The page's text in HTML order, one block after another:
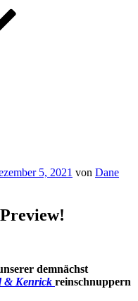
5, 2021 von Dane
demnächst
& Kenrick reinschnuppern